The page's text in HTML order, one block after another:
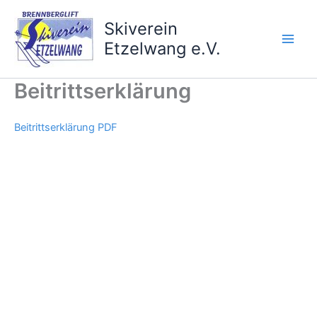
Inhalt
springen
Skiverein
Etzelwang e.V.
Beitrittserklärung
Beitrittserklärung PDF